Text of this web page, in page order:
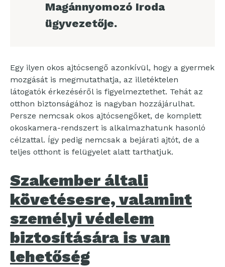
Magánnyomozó Iroda
ügyvezetője.
Egy ilyen okos ajtócsengő azonkívül, hogy a gyermek
mozgását is megmutathatja, az illetéktelen
látogatók érkezéséről is figyelmeztethet. Tehát az
otthon biztonságához is nagyban hozzájárulhat.
Persze nemcsak okos ajtócsengőket, de komplett
okoskamera-rendszert is alkalmazhatunk hasonló
célzattal. Így pedig nemcsak a bejárati ajtót, de a
teljes otthont is felügyelet alatt tarthatjuk.
Szakember általi
követésesre, valamint
személyi védelem
biztosítására is van
lehetőség